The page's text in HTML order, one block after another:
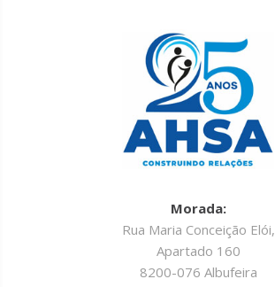
Morada:
Rua Maria Conceição Elói,
Apartado 160
8200-076 Albufeira